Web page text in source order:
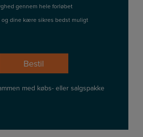
gennem hele forløbet
og dine kære sikres bedst muligt
Bestil
med købs- eller salgspakke